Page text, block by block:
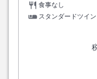
食事なし
スタンダードツイ